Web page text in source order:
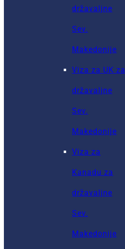
državaljne
Sev.
Makedonije
Viza za UK za
državaljne
Sev.
Makedonije
Viza za
Kanadu za
državaljne
Sev.
Makedonije